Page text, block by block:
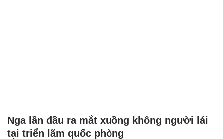
Nga lần đầu ra mắt xuồng không người lái
tại triển lãm quốc phòng